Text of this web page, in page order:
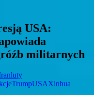
USA:
militarnych
luty
TrumpUSAXinhua